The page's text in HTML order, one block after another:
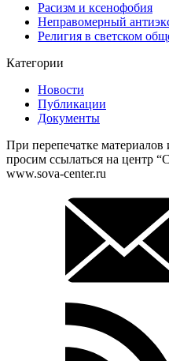
Расизм и ксенофобия
Неправомерный
Религия в светском
Категории
Новости
Публикации
Документы
При перепечатке
просим ссылаться на центр
www.sova-center.ru